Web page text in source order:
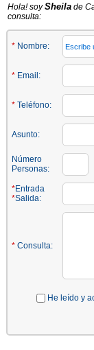
Hola! soySheila de
consulta:
* Nombre:
* Email:
* Teléfono:
Asunto:
Número
Personas:
*Entrada
*Salida:
* Consulta:
He leído y